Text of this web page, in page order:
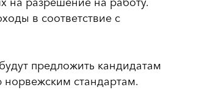
в соответствие с
предложить кандидатам
норвежским стандартам.